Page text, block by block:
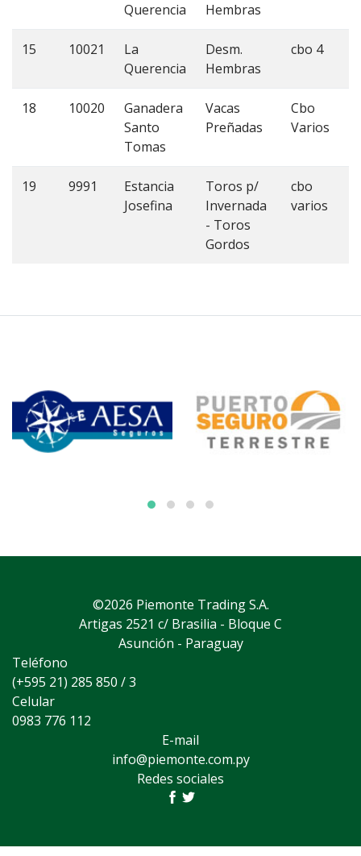
Querencia
Hembras
15 10021
La
Querencia
Desm.
Hembras
cbo 4
18 10020
Ganadera
Santo
Tomas
Vacas
Preñadas
Cbo
Varios
19 9991
Estancia
Josefina
Toros p/
Invernada
- Toros
Gordos
cbo
varios
©2026 Piemonte Trading S.A.
Artigas 2521 c/ Brasilia - Bloque C
Asunción - Paraguay
Teléfono
(+595 21) 285 850 / 3
Celular
0983 776 112
E-mail
info@piemonte.com.py
Redes sociales